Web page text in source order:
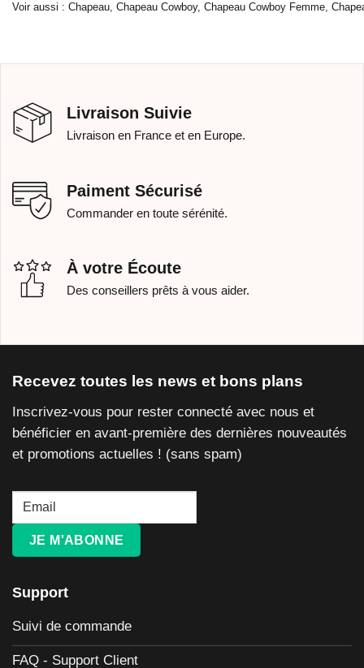
Voir aussi : Chapeau, Chapeau Cowboy, Chapeau Cowboy Femme,
Livraison Suivie
Livraison en France et en Europe.
Paiment Sécurisé
Commander en toute sérénité.
À votre Écoute
Des conseillers prêts à vous aider.
Recevez toutes les news et bons plans
Inscrivez-vous pour rester connecté avec nous et
bénéficier en avant-première des dernières nouveautés
et promotions actuelles ! (sans spam)
JE M'ABONNE
Support
Suivi de commande
FAQ - Support Client